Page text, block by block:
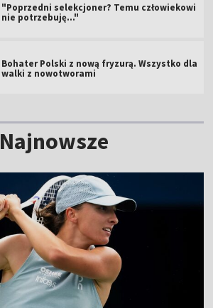
"Poprzedni selekcjoner? Temu człowiekowi
nie potrzebuję..."
Bohater Polski z nową fryzurą. Wszystko dla
walki z nowotworami
Najnowsze